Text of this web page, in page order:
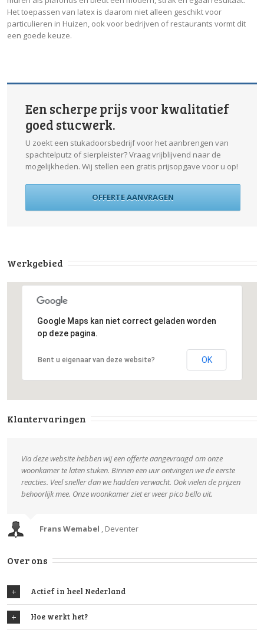
Het toepassen van latex is daarom niet alleen geschikt voor
particulieren in Huizen, ook voor bedrijven of restaurants vormt dit
een goede keuze.
Een scherpe prijs voor kwalitatief
goed stucwerk.
U zoekt een stukadoorsbedrijf voor het aanbrengen van
spachtelputz of sierpleister? Vraag vrijblijvend naar de
mogelijkheden. Wij stellen een gratis prijsopgave voor u op!
OFFERTE AANVRAGEN
Werkgebied
Google Maps kan niet correct geladen worden
op deze pagina.
Bent u eigenaar van deze website? OK
Klantervaringen
Via deze website hebben wij een offerte aangevraagd om onze
woonkamer te laten stuken. Binnen een uur ontvingen we de eerste
reacties. Veel sneller dan we hadden verwacht. Ook vielen de prijzen
behoorlijk mee. Onze woonkamer ziet er weer pico bello uit.
Frans Wemabel , Deventer
Over ons
Actief in heel Nederland
Hoe werkt het?